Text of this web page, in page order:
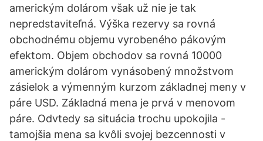
americkým dolárom však už nie je tak
nepredstaviteľná. Výška rezervy sa rovná
obchodnému objemu vyrobeného pákovým
efektom. Objem obchodov sa rovná 10000
americkým dolárom vynásobený množstvom
zásielok a výmenným kurzom základnej meny v
páre USD. Základná mena je prvá v menovom
páre. Odvtedy sa situácia trochu upokojila -
tamojšia mena sa kvôli svojej bezcennosti v